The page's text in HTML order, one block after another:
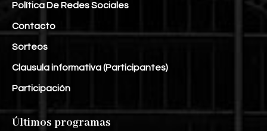
Política De Redes Sociales
Contacto
Sorteos
Clausula informativa (Participantes)
Participación
Últimos programas